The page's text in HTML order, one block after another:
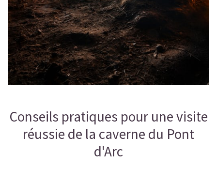
Conseils pratiques pour une visite
réussie de la caverne du Pont
d'Arc